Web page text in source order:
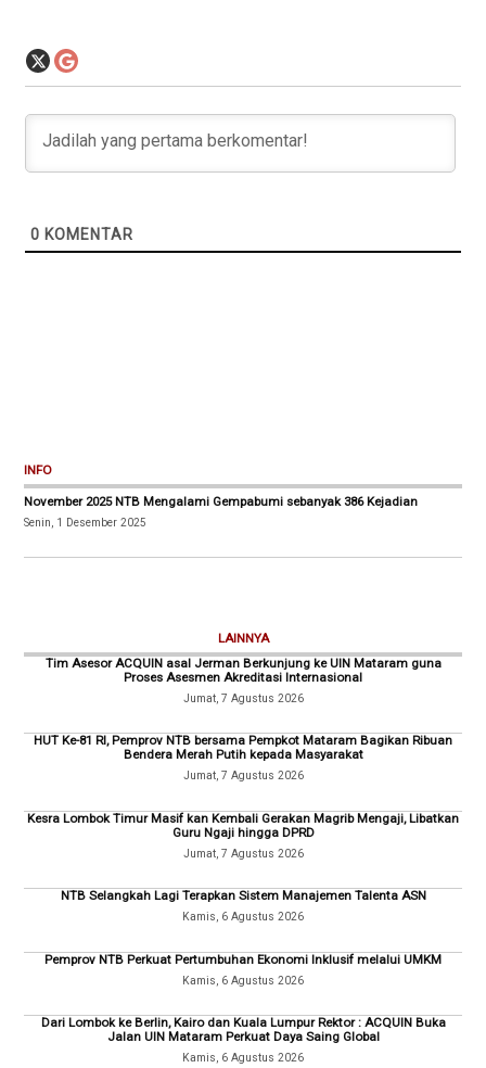
0 KOMENTAR
INFO
November 2025 NTB Mengalami Gempabumi sebanyak 386 Kejadian
Senin, 1 Desember 2025
LAINNYA
Tim Asesor ACQUIN asal Jerman Berkunjung ke UIN Mataram guna
Proses Asesmen Akreditasi Internasional
Jumat, 7 Agustus 2026
HUT Ke-81 RI, Pemprov NTB bersama Pempkot Mataram Bagikan Ribuan
Bendera Merah Putih kepada Masyarakat
Jumat, 7 Agustus 2026
Kesra Lombok Timur Masif kan Kembali Gerakan Magrib Mengaji, Libatkan
Guru Ngaji hingga DPRD
Jumat, 7 Agustus 2026
NTB Selangkah Lagi Terapkan Sistem Manajemen Talenta ASN
Kamis, 6 Agustus 2026
Pemprov NTB Perkuat Pertumbuhan Ekonomi Inklusif melalui UMKM
Kamis, 6 Agustus 2026
Dari Lombok ke Berlin, Kairo dan Kuala Lumpur Rektor : ACQUIN Buka
Jalan UIN Mataram Perkuat Daya Saing Global
Kamis, 6 Agustus 2026